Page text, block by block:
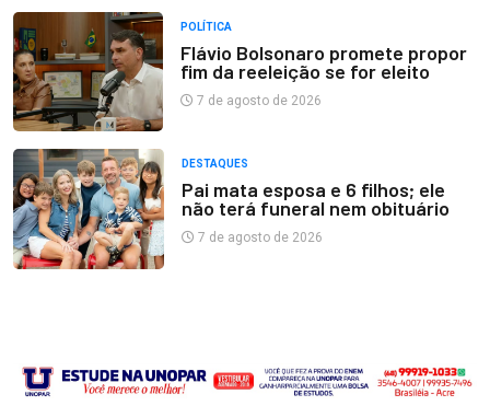
POLÍTICA
Flávio Bolsonaro promete propor
fim da reeleição se for eleito
7 de agosto de 2026
DESTAQUES
Pai mata esposa e 6 filhos; ele
não terá funeral nem obituário
7 de agosto de 2026